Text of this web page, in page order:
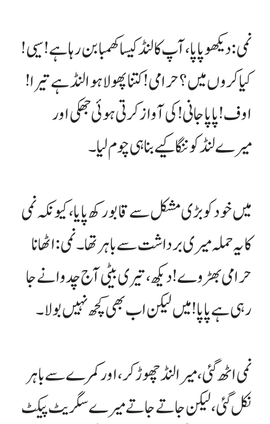
نمی: دیکھو پاپا، آپ کا لنڈ کیسا کھمبا بن رہا ہے ! سیی !
کیا کروں میں؟ حرامی! کتنا پھولا ہوا لنڈ ہے تیرا !
اوف ! پاپا جانی! کی آواز کرتی ہوئی جھکی اور
میرے لنڈ کو ننگا کیے بنا ہی چوم لیا۔
میں خود کو بڑی مشکل سے قابو رکھ پایا، کیونکہ نمی
کا یہ حملہ میری برداشت سے باہر تھا۔ نمی: اٹھا نا
حرامی بھڑوے! دیکھ، تیری بیٹی آج چدوانے جا
رہی ہے پاپا! میں لیکن اب بھی کچھ نہیں بولا۔
نمی اٹھ گئی، میرا لنڈ چھوڑ کر، اور کمرے سے باہر
نکل گئی، لیکن جاتے جاتے میرے سگریٹ پیکٹ